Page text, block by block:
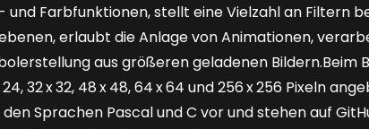
und Farbfunk­tionen, stellt eine Vielzahl an Filtern
erlaubt die Anlage von Animationen,
aus größeren geladenen Bildern.Beim
24, 32 x 32, 48 x 48, 64 x 64 und 256 x 256 Pixeln
den Sprachen Pascal und C vor und stehen auf